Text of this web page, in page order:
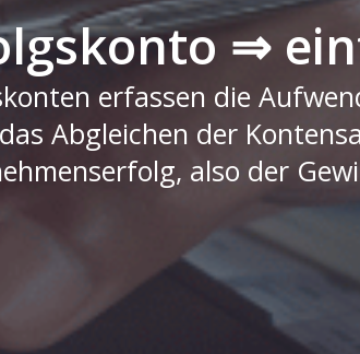
⇒
erfassen die
Abgleichen der
also der